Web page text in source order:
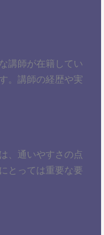
講師が在籍してい
。講師の経歴や実
、通いやすさの点
とっては重要な要